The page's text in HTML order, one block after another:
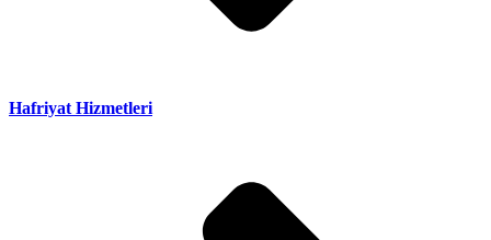
Hafriyat Hizmetleri